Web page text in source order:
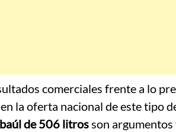
comerciales frente a lo
la oferta nacional de este tipo
baúl de 506 litrosson